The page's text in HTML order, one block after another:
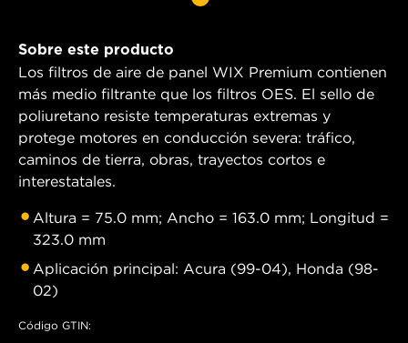
Sobre este producto
Los filtros de aire de panel WIX Premium contienen
más medio filtrante que los filtros OES. El sello de
poliuretano resiste temperaturas extremas y
protege motores en conducción severa: tráfico,
caminos de tierra, obras, trayectos cortos e
interestatales.
Altura = 75.0 mm; Ancho = 163.0 mm; Longitud =
323.0 mm
Aplicación principal: Acura (99-04), Honda (98-
02)
Código GTIN: